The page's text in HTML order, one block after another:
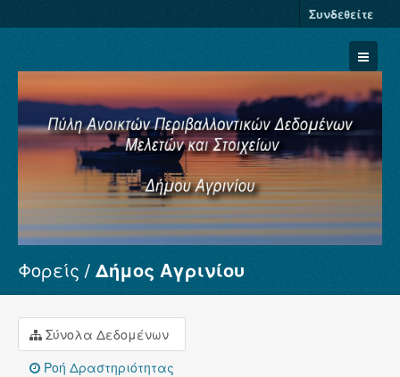
Συνδεθείτε
Σύνολα Δεδομένων
Φορείς
Ομάδες
Σχετικά
Φορείς Δήμος Αγρινίου
Σύνολα Δεδομένων
Ροή Δραστηριότητας